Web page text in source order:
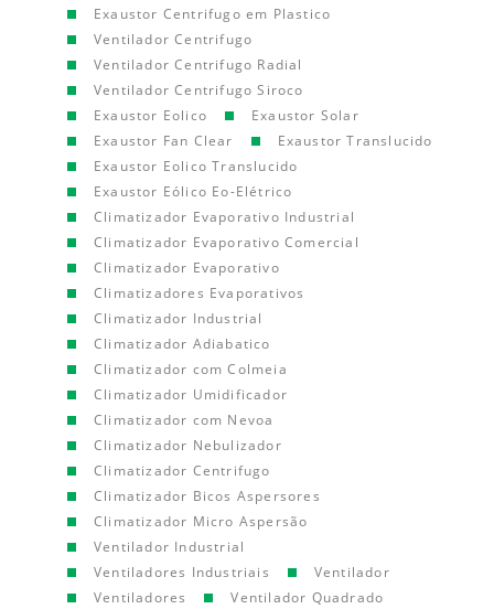
Exaustor Centrifugo em Plastico
Ventilador Centrifugo
Ventilador Centrifugo Radial
Ventilador Centrifugo Siroco
Exaustor Eolico
Exaustor Solar
Exaustor Fan Clear
Exaustor Translucido
Exaustor Eolico Translucido
Exaustor Eólico Eo-Elétrico
Climatizador Evaporativo Industrial
Climatizador Evaporativo Comercial
Climatizador Evaporativo
Climatizadores Evaporativos
Climatizador Industrial
Climatizador Adiabatico
Climatizador com Colmeia
Climatizador Umidificador
Climatizador com Nevoa
Climatizador Nebulizador
Climatizador Centrifugo
Climatizador Bicos Aspersores
Climatizador Micro Aspersão
Ventilador Industrial
Ventiladores Industriais
Ventilador
Ventiladores
Ventilador Quadrado